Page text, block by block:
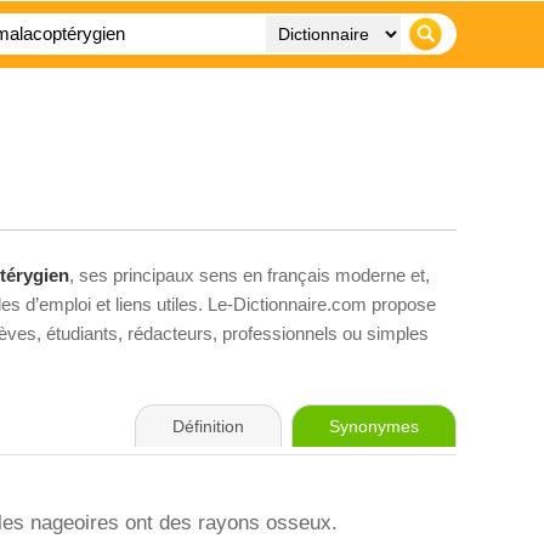
, ses principaux sens en français moderne et,
d’emploi et liens utiles. Le-Dictionnaire.com propose
étudiants, rédacteurs, professionnels ou simples
Définition Synonymes
nageoires ont des rayons osseux.